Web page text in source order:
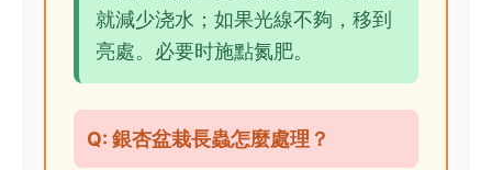
就減少浇水；如果光線不夠，移到
亮處。必要时施點氮肥。
Q: 銀杏盆栽長蟲怎麼處理？